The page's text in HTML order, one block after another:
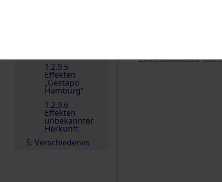
1.2.9.5
Effekten
„Gestapo
Hamburg“
1.2.9.6
Effekten
unbekannter
Herkunft
5. Verschiedenes
Einen Kommentar